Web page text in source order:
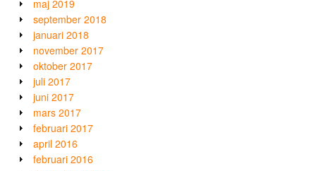
maj 2019
september 2018
januari 2018
november 2017
oktober 2017
juli 2017
juni 2017
mars 2017
februari 2017
april 2016
februari 2016